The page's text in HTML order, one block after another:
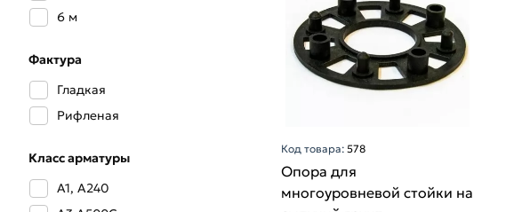
6 мм
6 м
Фактура
Гладкая
Рифленая
Класс арматуры
А1, А240
Код товара: 578
Опора для
многоуровневой стойки на